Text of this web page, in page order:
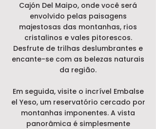
Cajón Del Maipo, onde você será
envolvido pelas paisagens
majestosas das montanhas, rios
cristalinos e vales pitorescos.
Desfrute de trilhas deslumbrantes e
encante-se com as belezas naturais
da região.
Em seguida, visite o incrível Embalse
el Yeso, um reservatório cercado por
montanhas imponentes. A vista
panorâmica é simplesmente